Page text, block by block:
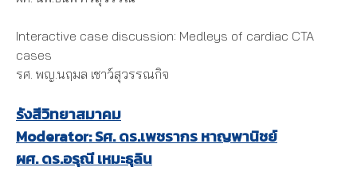
Interactive case discussion: Medleys of cardiac CTA
cases
รศ. พญ.นฤมล เชาว์สุวรรณกิจ
รังสีวิทยาสมาคม
Moderator: Sศ. ดร.เพชรากร หาญพานิชย์
ผศ. ดร.อรุณี เหมะธุลิน